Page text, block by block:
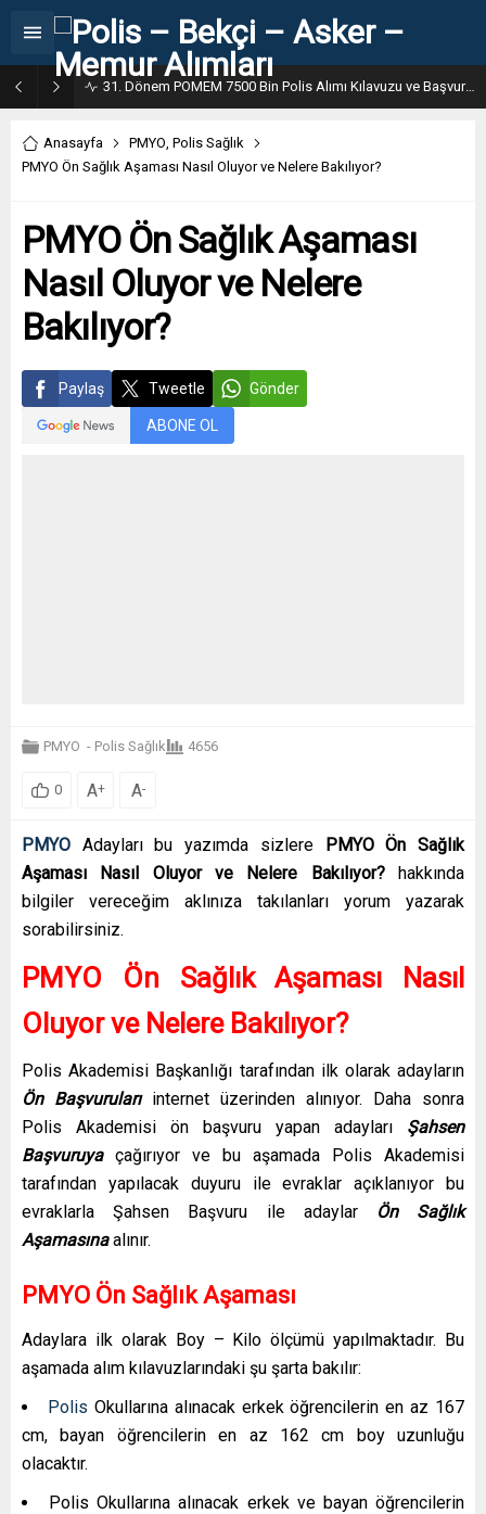
31. Dönem POMEM 7500 Bin Polis Alımı Kılavuzu ve Başvuru Ekranı
Anasayfa PMYO, Polis Sağlık
PMYO Ön Sağlık Aşaması Nasıl Oluyor ve Nelere Bakılıyor?
PMYO Ön Sağlık Aşaması
Nasıl Oluyor ve Nelere
Bakılıyor?
Paylaş Tweetle Gönder
ABONE OL
PMYO - Polis Sağlık 4656
0 A+ A-
PMYO Adayları bu yazımda sizlere PMYO Ön Sağlık
Aşaması Nasıl Oluyor ve Nelere Bakılıyor?hakkında
bilgiler vereceğim aklınıza takılanları yorum yazarak
sorabilirsiniz.
PMYO Ön Sağlık Aşaması Nasıl
Oluyor ve Nelere Bakılıyor?
Polis Akademisi Başkanlığı tarafından ilk olarak adayların
Ön Başvurularıinternet üzerinden alınıyor. Daha sonra
Polis Akademisi ön başvuru yapan adayları Şahsen
Başvuruyaçağırıyor ve bu aşamada Polis Akademisi
tarafından yapılacak duyuru ile evraklar açıklanıyor bu
evraklarla Şahsen Başvuru ile adaylar
Ön Sağlık
Aşamasınaalınır.
PMYO Ön Sağlık Aşaması
Adaylara ilk olarak Boy – Kilo ölçümü yapılmaktadır. Bu
aşamada alım kılavuzlarındaki şu şarta bakılır:
Polis Okullarına alınacak erkek öğrencilerin en az 167
cm, bayan öğrencilerin en az 162 cm boy uzunluğu
olacaktır.
Polis Okullarına alınacak erkek ve bayan öğrencilerin